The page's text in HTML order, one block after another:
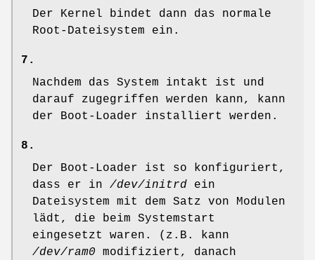
Der Kernel bindet dann das normale
Root-Dateisystem ein.
7.
Nachdem das System intakt ist und
darauf zugegriffen werden kann, kann
der Boot-Loader installiert werden.
8.
Der Boot-Loader ist so konfiguriert,
dass er in /dev/initrd ein
Dateisystem mit dem Satz von Modulen
lädt, die beim Systemstart
eingesetzt waren. (z.B. kann
/dev/ram0 modifiziert, danach